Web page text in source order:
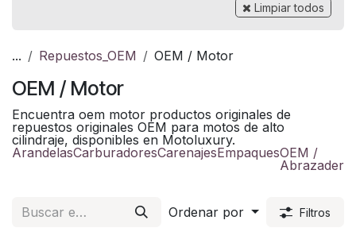
Limpiar todos
... Repuestos_OEM OEM / Motor
OEM / Motor
Encuentra oem motor productos originales de
repuestos originales OEM para motos de alto
cilindraje, disponibles en Motoluxury.
ArandelasCarburadoresCarenajesEmpaquesOEM /
Ordenar por Filtros